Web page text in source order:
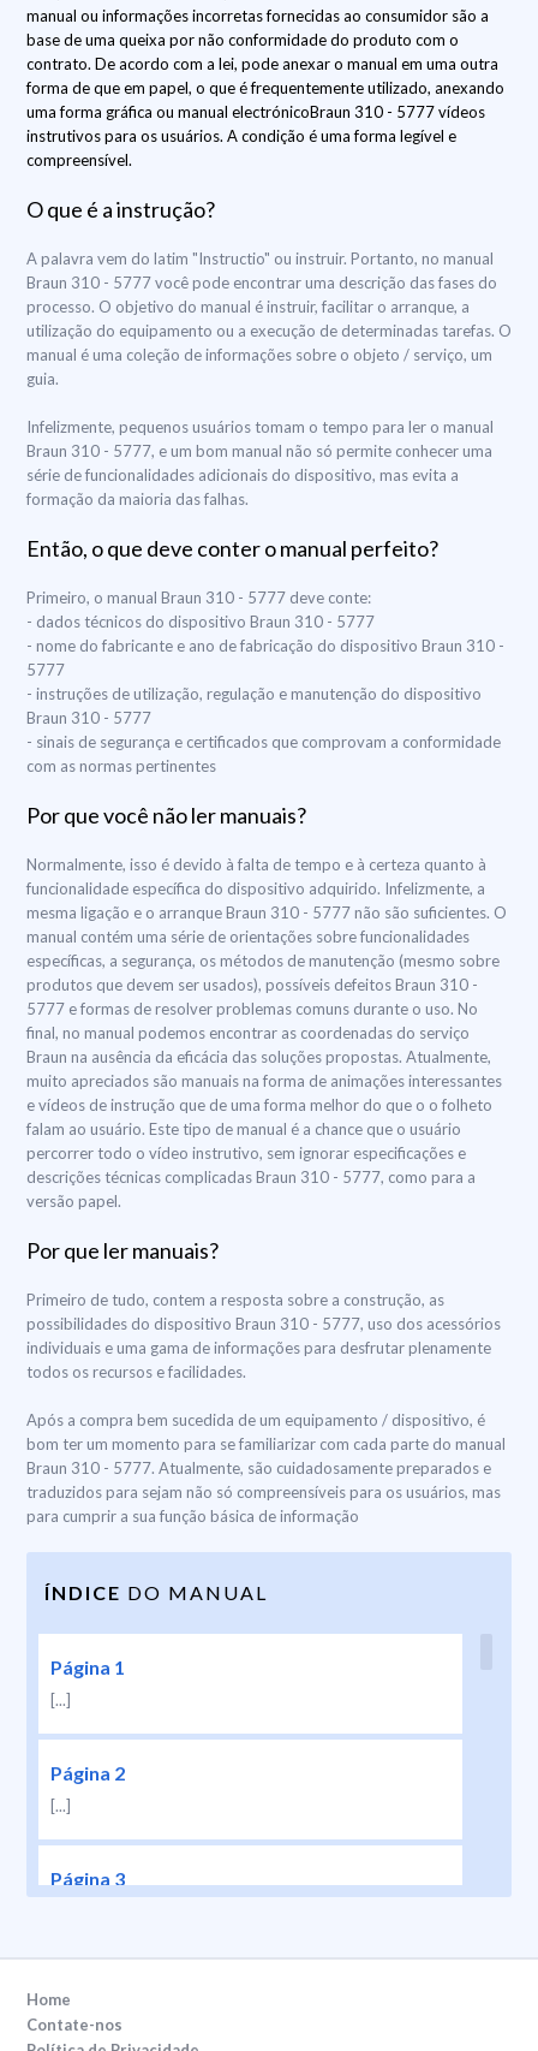
manual ou informações incorretas fornecidas ao consumidor são a
base de uma queixa por não conformidade do produto com o
contrato. De acordo com a lei, pode anexar o manual em uma outra
forma de que em papel, o que é frequentemente utilizado, anexando
uma forma gráfica ou manual electrónicoBraun 310 - 5777 vídeos
instrutivos para os usuários. A condição é uma forma legível e
compreensível.
O que é a instrução?
A palavra vem do latim "Instructio" ou instruir. Portanto, no manual
Braun 310 - 5777 você pode encontrar uma descrição das fases do
processo. O objetivo do manual é instruir, facilitar o arranque, a
utilização do equipamento ou a execução de determinadas tarefas. O
manual é uma coleção de informações sobre o objeto / serviço, um
guia.
Infelizmente, pequenos usuários tomam o tempo para ler o manual
Braun 310 - 5777, e um bom manual não só permite conhecer uma
série de funcionalidades adicionais do dispositivo, mas evita a
formação da maioria das falhas.
Então, o que deve conter o manual perfeito?
Primeiro, o manual Braun 310 - 5777 deve conte:
- dados técnicos do dispositivo Braun 310 - 5777
- nome do fabricante e ano de fabricação do dispositivo Braun 310 -
5777
- instruções de utilização, regulação e manutenção do dispositivo
Braun 310 - 5777
- sinais de segurança e certificados que comprovam a conformidade
com as normas pertinentes
Por que você não ler manuais?
Normalmente, isso é devido à falta de tempo e à certeza quanto à
funcionalidade específica do dispositivo adquirido. Infelizmente, a
mesma ligação e o arranque Braun 310 - 5777 não são suficientes. O
manual contém uma série de orientações sobre funcionalidades
específicas, a segurança, os métodos de manutenção (mesmo sobre
produtos que devem ser usados), possíveis defeitos Braun 310 -
5777 e formas de resolver problemas comuns durante o uso. No
final, no manual podemos encontrar as coordenadas do serviço
Braun na ausência da eficácia das soluções propostas. Atualmente,
muito apreciados são manuais na forma de animações interessantes
e vídeos de instrução que de uma forma melhor do que o o folheto
falam ao usuário. Este tipo de manual é a chance que o usuário
percorrer todo o vídeo instrutivo, sem ignorar especificações e
descrições técnicas complicadas Braun 310 - 5777, como para a
versão papel.
Por que ler manuais?
Primeiro de tudo, contem a resposta sobre a construção, as
possibilidades do dispositivo Braun 310 - 5777, uso dos acessórios
individuais e uma gama de informações para desfrutar plenamente
todos os recursos e facilidades.
Após a compra bem sucedida de um equipamento / dispositivo, é
bom ter um momento para se familiarizar com cada parte do manual
Braun 310 - 5777. Atualmente, são cuidadosamente preparados e
traduzidos para sejam não só compreensíveis para os usuários, mas
para cumprir a sua função básica de informação
ÍNDICE DO MANUAL
Página 1
[...]
Página 2
[...]
Página 3
[...]
Home
Contate-nos